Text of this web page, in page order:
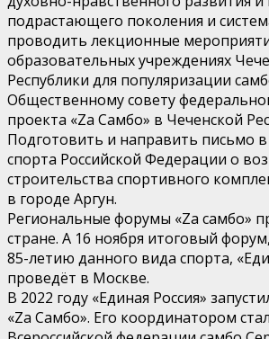
подрастающего поколения и
проводить лекционные
образовательных учреждениях
Республики для популяризации
Общественному совету
проекта «Za Самбо» в Чеченской
Подготовить и направить письмо
спорта Российской Федерации о
строительства спортивного
в городе Аргун.
Региональные форумы «Zа самбо»
стране. А 16 ноября итоговый
85-летию данного вида спорта,
проведёт в Москве.
В 2022 году «Единая Россия»
«Zа Самбо». Его координатором